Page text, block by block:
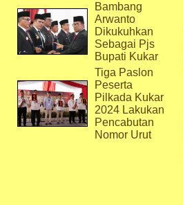
Bambang
Arwanto
Dikukuhkan
Sebagai Pjs
Bupati Kukar
Tiga Paslon
Peserta
Pilkada Kukar
2024 Lakukan
Pencabutan
Nomor Urut